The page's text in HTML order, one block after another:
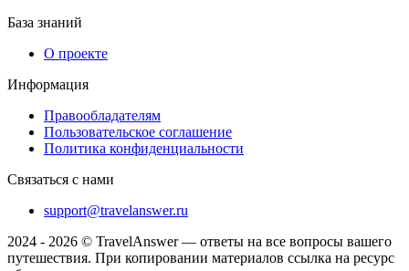
База знаний
О проекте
Информация
Правообладателям
Пользовательское соглашение
Политика конфиденциальности
Связаться с нами
support@travelanswer.ru
2024 - 2026 © TravelAnswer — ответы на все вопросы вашего
путешествия. При копировании материалов ссылка на ресурс